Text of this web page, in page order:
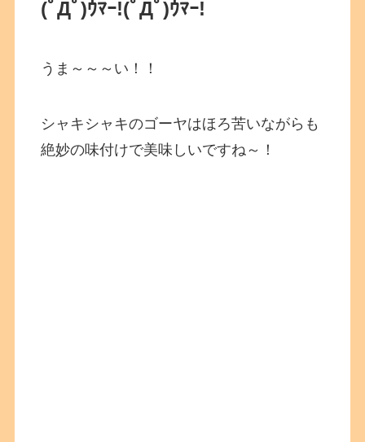
(ﾟДﾟ)ｳﾏｰ!(ﾟДﾟ)ｳﾏｰ!
うま～～～い！！
シャキシャキのゴーヤはほろ苦いながらも
絶妙の味付けで美味しいですね～！